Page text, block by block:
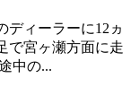
ディーラーに12ヵ
で宮ヶ瀬方面に走
中の...